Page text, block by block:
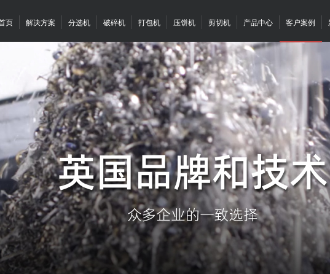
页 解决方案 分选机 破碎机 打包机 压饼机 剪切机 产品中心 客户案例